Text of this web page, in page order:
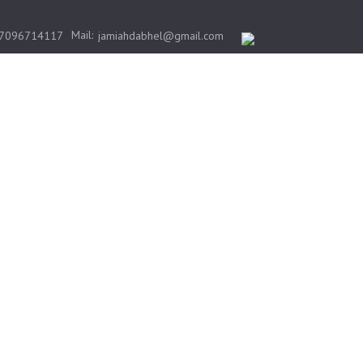
Mail: jamiahdabhel@gmail.com